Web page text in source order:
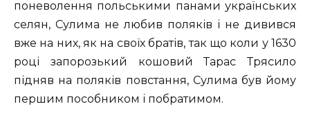
поневолення польськими панами українських
селян, Сулима не любив поляків і не дивився
вже на них, як на своїх братів, так що коли у 1630
році запорозький кошовий Тарас Трясило
підняв на поляків повстання, Сулима був йому
першим пособником і побратимом.